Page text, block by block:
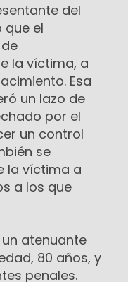
del
que el
la víctima, a
Esa
un lazo de
por el
un control
se
la víctima a
a los que
atenuante
80 años, y
penales.